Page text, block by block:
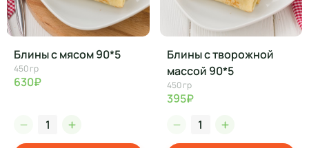
Блины с мясом 90*5
450 гр
630₽
Блины с творожной
массой 90*5
450 гр
395₽